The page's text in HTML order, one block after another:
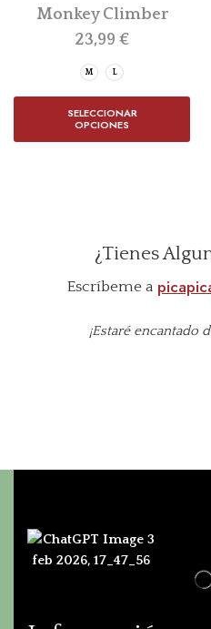
Monkey Climber
23,99 €
M L
SELECCIONAR
OPCIONES
¿Tienes
Escríbeme a
¡Estaré encantado